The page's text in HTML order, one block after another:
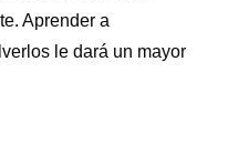
Aprender a
le dará un mayor